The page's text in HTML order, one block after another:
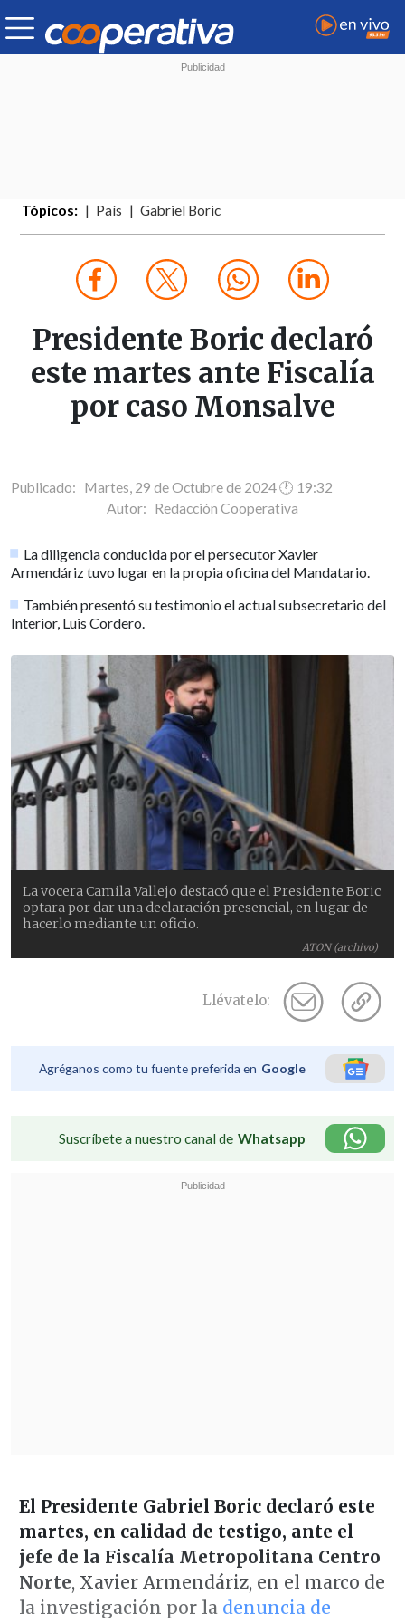
Tópicos: País Gabriel Boric
Presidente Boric declaró
este martes ante Fiscalía
por caso Monsalve
Publicado: Martes, 29 de Octubre de 2024 🕐 19:32
Autor: Redacción Cooperativa
La diligencia conducida por el persecutor Xavier
Armendáriz tuvo lugar en la propia oficina del Mandatario.
También presentó su testimonio el actual subsecretario del
Interior, Luis Cordero.
ATON (archivo)
La vocera Camila Vallejo destacó que el Presidente Boric
optara por dar una declaración presencial, en lugar de
hacerlo mediante un oficio.
Llévatelo:
Agréganos como tu fuente preferida en Google
Suscríbete a nuestro canal de Whatsapp
El Presidente Gabriel Boric declaró este
martes, en calidad de testigo, ante el
jefe de la Fiscalía Metropolitana Centro
Norte, Xavier Armendáriz, en el marco de
la investigación por la denuncia de